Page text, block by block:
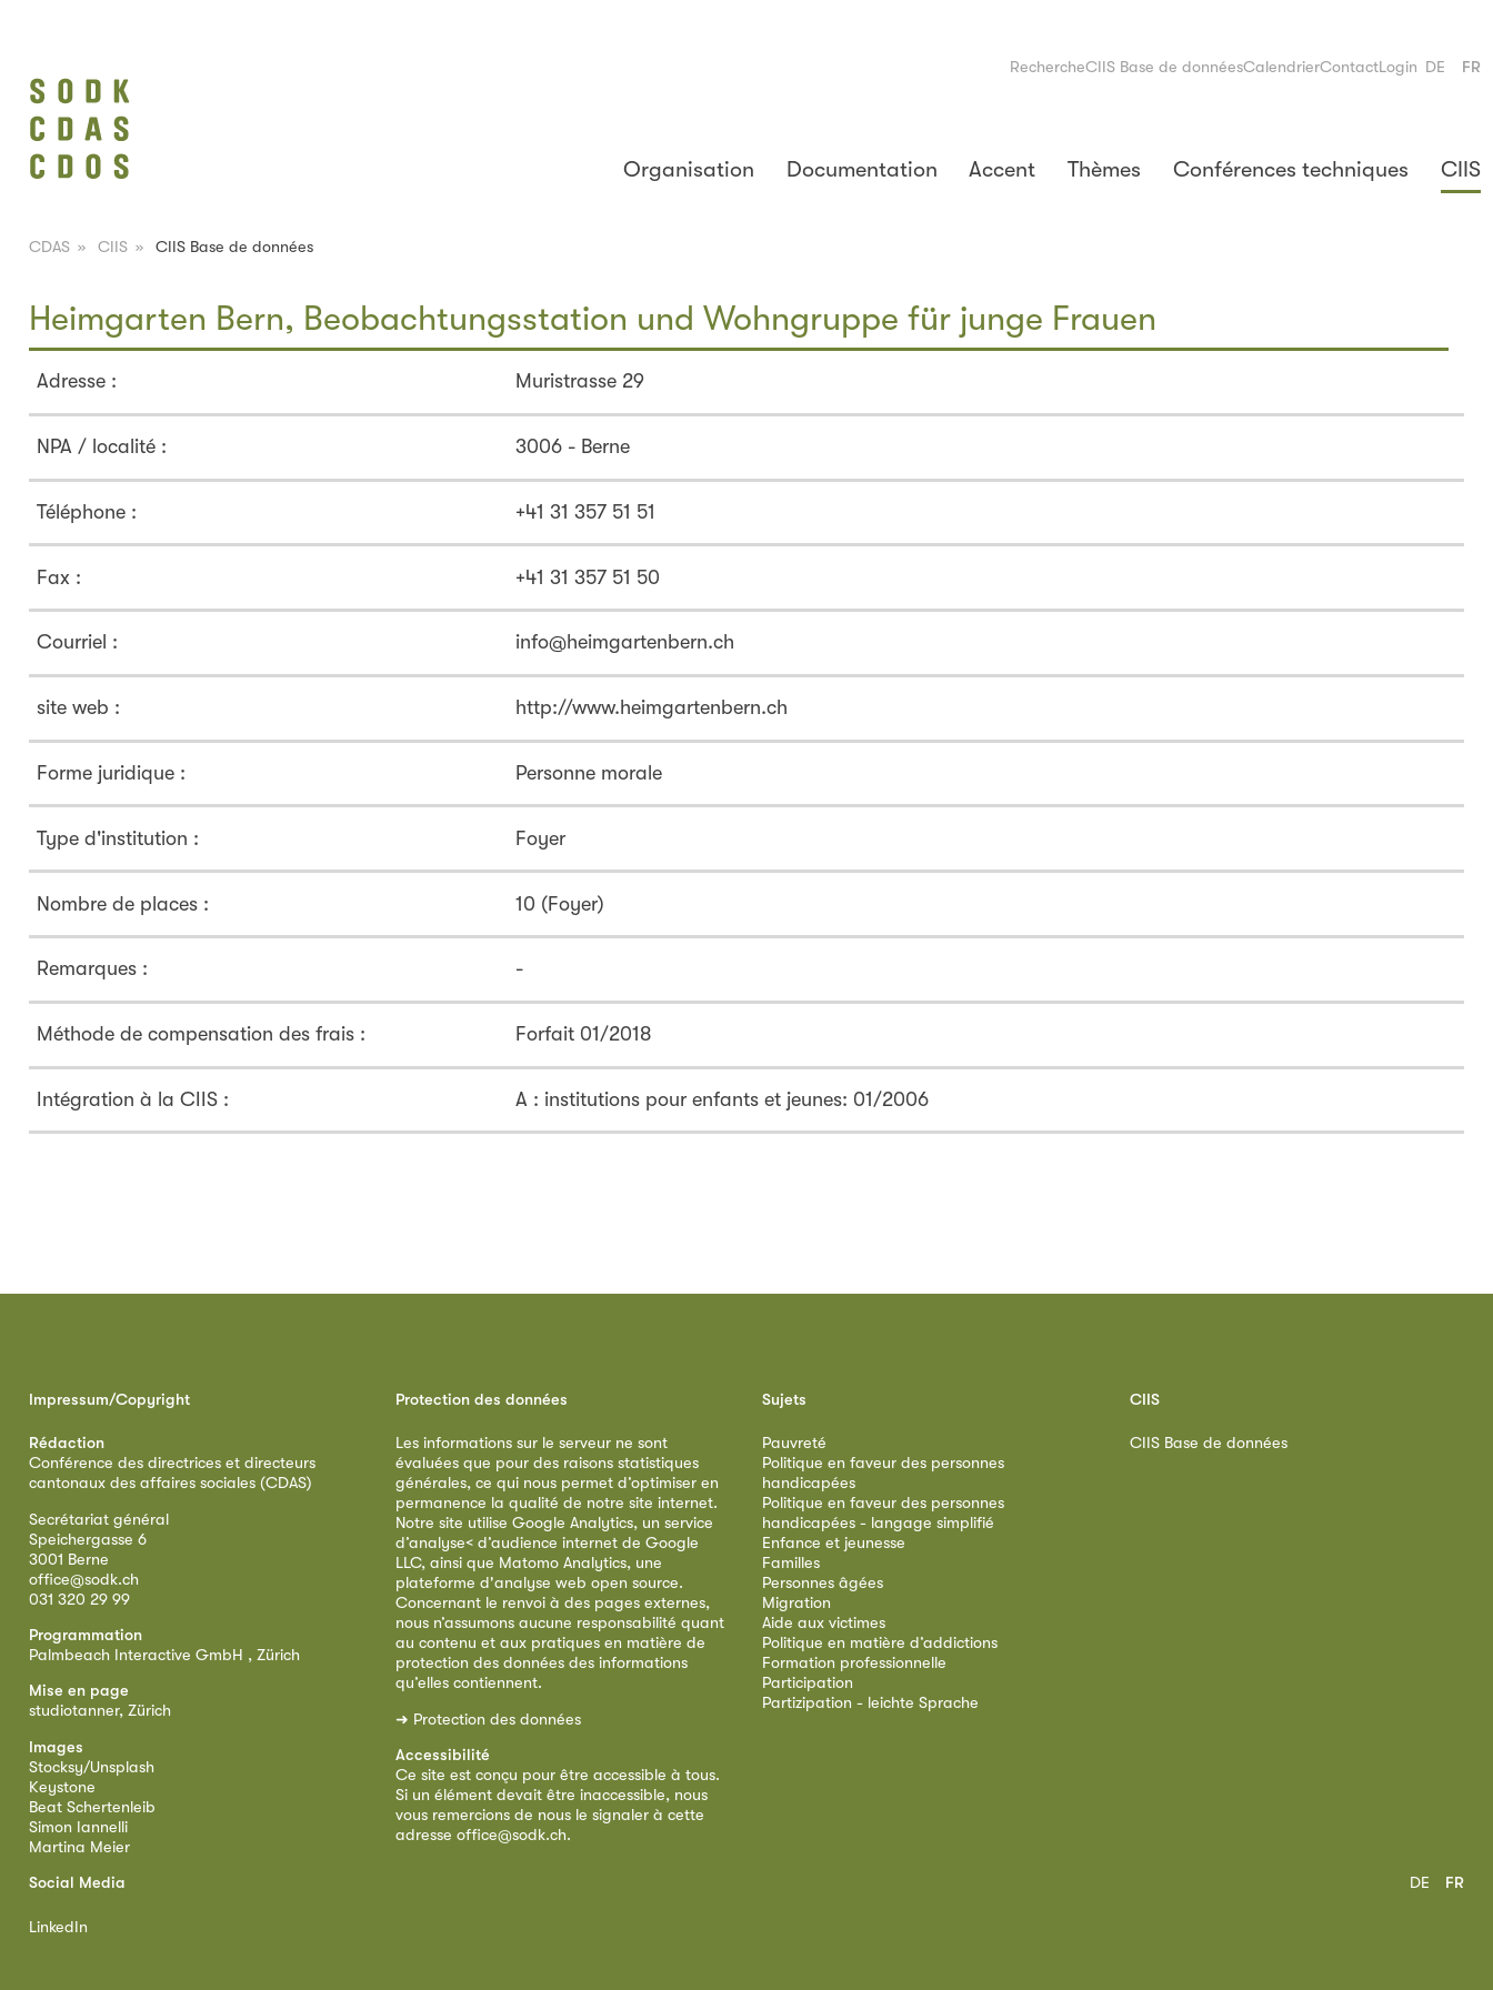
RechercheCIIS Base de donnéesCalendrierContactLogin DE FR
Organisation Documentation Accent Thèmes Conférences techniques CIIS
CDAS » CIIS » CIIS Base de données
Heimgarten Bern, Beobachtungsstation und Wohngruppe für junge Frauen
Adresse : Muristrasse 29
NPA / localité : 3006 - Berne
Téléphone : +41 31 357 51 51
Fax : +41 31 357 51 50
Courriel : info@heimgartenbern.ch
site web : http://www.heimgartenbern.ch
Forme juridique : Personne morale
Type d'institution : Foyer
Nombre de places : 10 (Foyer)
Remarques : -
Méthode de compensation des frais : Forfait 01/2018
Intégration à la CIIS : A : institutions pour enfants et jeunes: 01/2006
Impressum/Copyright
Rédaction
Conférence des directrices et directeurs
cantonaux des affaires sociales (CDAS)
Secrétariat général
Speichergasse 6
3001 Berne
office@sodk.ch
031 320 29 99
Programmation
Palmbeach Interactive GmbH , Zürich
Mise en page
studiotanner, Zürich
Images
Stocksy/Unsplash
Keystone
Beat Schertenleib
Simon Iannelli
Martina Meier
Protection des données
Les informations sur le serveur ne sont
évaluées que pour des raisons statistiques
générales, ce qui nous permet d’optimiser en
permanence la qualité de notre site internet.
Notre site utilise Google Analytics, un service
d’analyse< d’audience internet de Google
LLC, ainsi que Matomo Analytics, une
plateforme d'analyse web open source.
Concernant le renvoi à des pages externes,
nous n’assumons aucune responsabilité quant
au contenu et aux pratiques en matière de
protection des données des informations
qu’elles contiennent.
➜ Protection des données
Accessibilité
Ce site est conçu pour être accessible à tous.
Si un élément devait être inaccessible, nous
vous remercions de nous le signaler à cette
adresseoffice@sodk.ch.
Sujets
Pauvreté
Politique en faveur des personnes
handicapées
Politique en faveur des personnes
handicapées - langage simplifié
Enfance et jeunesse
Familles
Personnes âgées
Migration
Aide aux victimes
Politique en matière d’addictions
Formation professionnelle
Participation
Partizipation - leichte Sprache
CIIS
CIIS Base de données
Social Media
LinkedIn
DE FR